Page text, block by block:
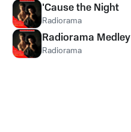
'Cause the Night
Radiorama
Radiorama Medley
Radiorama